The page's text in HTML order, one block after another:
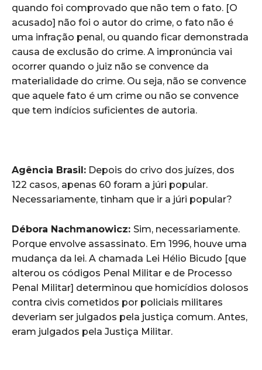
quando foi comprovado que não tem o fato. [O
acusado] não foi o autor do crime, o fato não é
uma infração penal, ou quando ficar demonstrada
causa de exclusão do crime. A impronúncia vai
ocorrer quando o juiz não se convence da
materialidade do crime. Ou seja, não se convence
que aquele fato é um crime ou não se convence
que tem indícios suficientes de autoria.
Agência Brasil: Depois do crivo dos juízes, dos
122 casos, apenas 60 foram a júri popular.
Necessariamente, tinham que ir a júri popular?
Débora Nachmanowicz: Sim, necessariamente.
Porque envolve assassinato. Em 1996, houve uma
mudança da lei. A chamada Lei Hélio Bicudo [que
alterou os códigos Penal Militar e de Processo
Penal Militar] determinou que homicídios dolosos
contra civis cometidos por policiais militares
deveriam ser julgados pela justiça comum. Antes,
eram julgados pela Justiça Militar.